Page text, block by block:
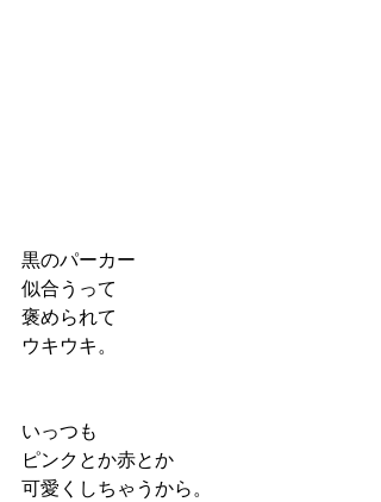
黒のパーカー
似合うって
褒められて
ウキウキ。
いっつも
ピンクとか赤とか
可愛くしちゃうから。